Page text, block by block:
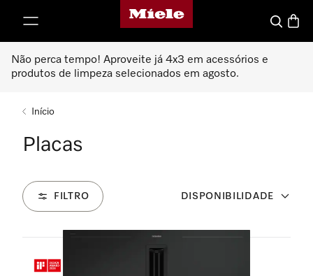
Página principal da Miele
Pesquisa
Não perca tempo! Aproveite já 4x3 em acessórios e
produtos de limpeza selecionados em agosto.
Início
Placas
FILTRO DISPONIBILIDADE